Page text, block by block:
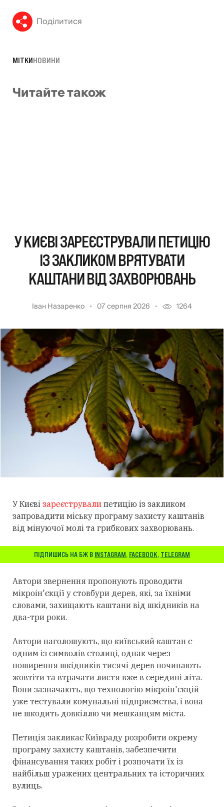
Поділитися
МІТКИНОВИНИ
Читайте також
У КИЄВІ ЗАРЕЄСТРУВАЛИ ПЕТИЦІЮ
ІЗ ЗАКЛИКОМ ВРЯТУВАТИ
КАШТАНИ ВІД ЗАХВОРЮВАНЬ
Іван Назаренко 07 серпня 2026 1264
У Києві зареєстрували петицію із закликом
запровадити міську програму захисту каштанів
від мінуючої молі та грибкових захворювань.
ПІДПИШИСЬ НА БЖ В INSTAGRAM, FACEBOOK, TELEGRAM
Автори звернення пропонують проводити
мікроін'єкції у стовбури дерев, які, за їхніми
словами, захищають каштани від шкідників на
два-три роки.
Автори наголошують, що київський каштан є
одним із символів столиці, однак через
поширення шкідників тисячі дерев починають
жовтіти та втрачати листя вже в середині літа.
Вони зазначають, що технологію мікроін'єкцій
уже тестували комунальні підприємства, і вона
не шкодить довкіллю чи мешканцям міста.
Петиція закликає Київраду розробити окрему
програму захисту каштанів, забезпечити
фінансування таких робіт і розпочати їх із
найбільш уражених центральних та історичних
вулиць.